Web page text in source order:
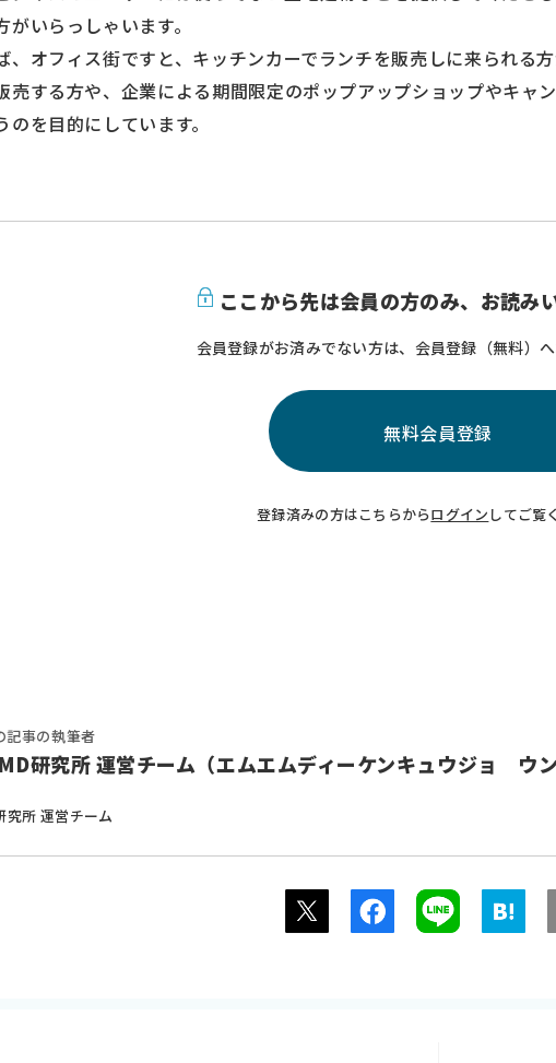
がいらっしゃいます。
、オフィス街ですと、キッチンカーでランチを販売しに来られる
売する方や、企業による期間限定のポップアップショップやキャ
のを目的にしています。
ここから先は会員の方のみ、 お読み
会員登録がお済みでない方は、会員登録（無料）へ
無料会員登録
登録済みの方はこちらからログイン してご覧
記事の執筆者
研究所 運営チーム（エムエムディーケンキュウジョ ウン
究所 運営チーム